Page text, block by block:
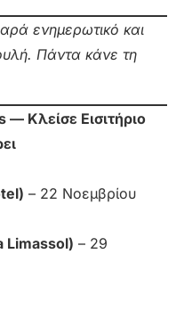
ενημερωτικό και
Πάντα κάνε τη
Κλείσε Εισιτήριο
– 22 Νοεμβρίου
Limassol) – 29